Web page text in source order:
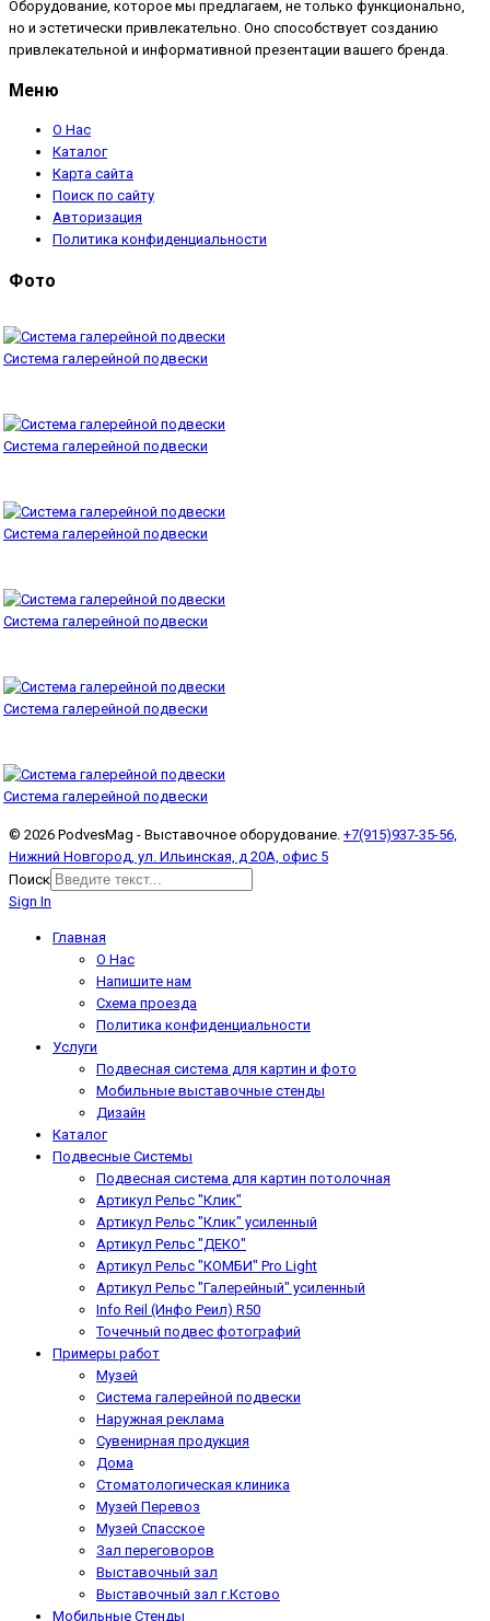
Оборудование, которое мы предлагаем, не только функционально,
но и эстетически привлекательно. Оно способствует созданию
привлекательной и информативной презентации вашего бренда.
Меню
О Нас
Каталог
Карта сайта
Поиск по сайту
Авторизация
Политика конфиденциальности
Фото
Система галерейной подвески
Система галерейной подвески
Система галерейной подвески
Система галерейной подвески
Система галерейной подвески
Система галерейной подвески
© 2026 PodvesMag - Выставочное оборудование. +7(915)937-35-56,
Нижний Новгород, ул. Ильинская, д 20А, офис 5
Поиск
Sign In
Главная
О Нас
Напишите нам
Схема проезда
Политика конфиденциальности
Услуги
Подвесная система для картин и фото
Мобильные выставочные стенды
Дизайн
Каталог
Подвесные Системы
Подвесная система для картин потолочная
Артикул Рельс "Клик"
Артикул Рельс "Клик" усиленный
Артикул Рельс "ДЕКО"
Артикул Рельс "КОМБИ" Pro Light
Артикул Рельс "Галерейный" усиленный
Info Reil (Инфо Реил) R50
Точечный подвес фотографий
Примеры работ
Музей
Система галерейной подвески
Наружная реклама
Сувенирная продукция
Дома
Стоматологическая клиника
Музей Перевоз
Музей Спасское
Зал переговоров
Выставочный зал
Выставочный зал г.Кстово
Мобильные Стенды